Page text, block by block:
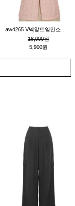
18,000원
5,900원